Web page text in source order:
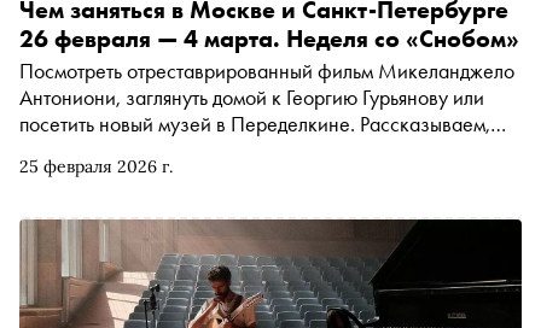
25 февраля 2026 г.
Чем заняться в Москве и Санкт-Петербурге
26 февраля — 4 марта. Неделя со «Снобом»
Посмотреть отреставрированный фильм Микеланджело
Антониони, заглянуть домой к Георгию Гурьянову или
посетить новый музей в Переделкине. Рассказываем,